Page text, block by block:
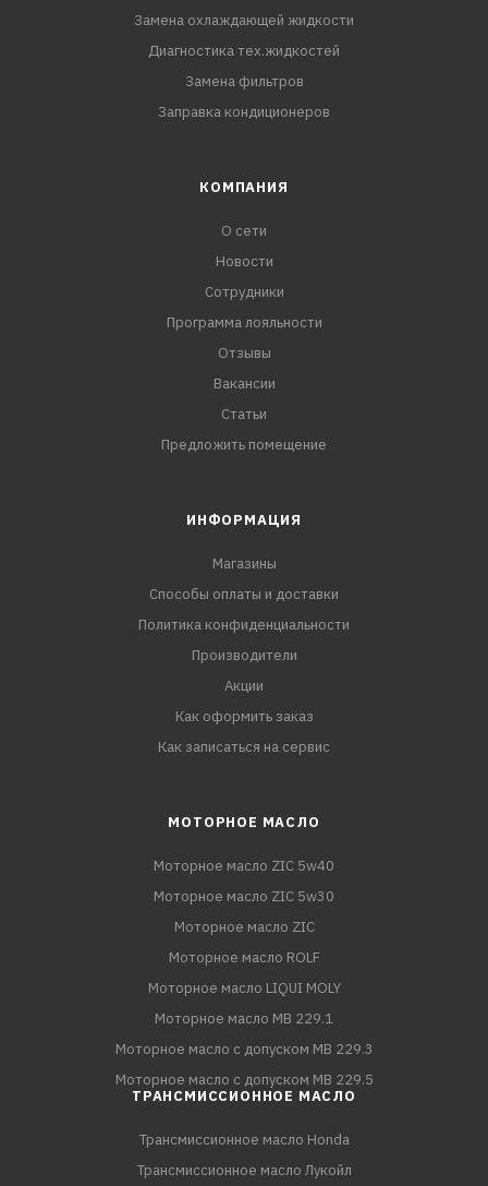
Замена охлаждающей жидкости
Диагностика тех.жидкостей
Замена фильтров
Заправка кондиционеров
КОМПАНИЯ
О сети
Новости
Сотрудники
Программа лояльности
Отзывы
Вакансии
Статьи
Предложить помещение
ИНФОРМАЦИЯ
Магазины
Способы оплаты и доставки
Политика конфиденциальности
Производители
Акции
Как оформить заказ
Как записаться на сервис
МОТОРНОЕ МАСЛО
Моторное масло ZIC 5w40
Моторное масло ZIC 5w30
Моторное масло ZIC
Моторное масло ROLF
Моторное масло LIQUI MOLY
Моторное масло MB 229.1
Моторное масло с допуском MB 229.3
Моторное масло с допуском MB 229.5
ТРАНСМИССИОННОЕ МАСЛО
Трансмиссионное масло Honda
Трансмиссионное масло Лукойл